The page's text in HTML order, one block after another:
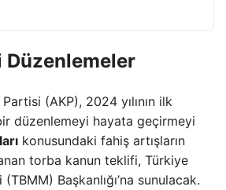
Düzenlemeler
(AKP), 2024 yılının ilk
düzenlemeyi hayata geçirmeyi
konusundaki fahiş artışların
torba kanun teklifi, Türkiye
Başkanlığı’na sunulacak.